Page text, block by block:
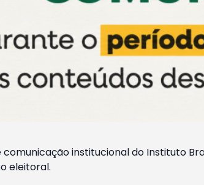
comunicação institucional do Instituto
eleitoral.